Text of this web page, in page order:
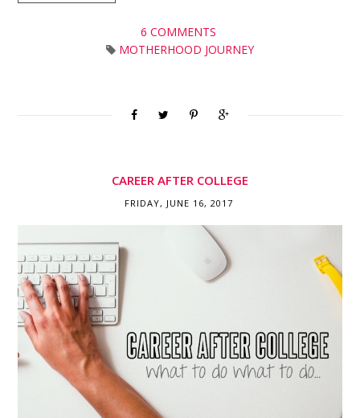
6 COMMENTS
MOTHERHOOD JOURNEY
CAREER AFTER COLLEGE
FRIDAY, JUNE 16, 2017